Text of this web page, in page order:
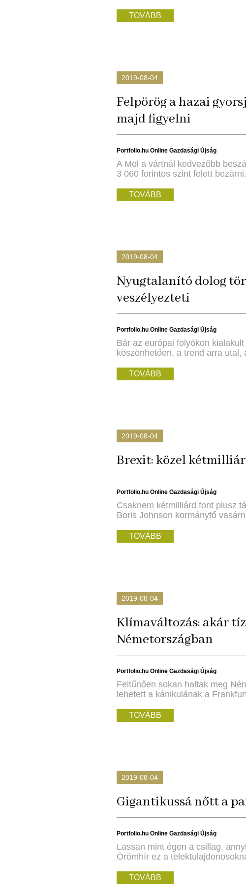
TOVÁBB
2019-08-04
Felpörög a hazai
majd figyelni
Portfolio.hu Online Gazdasági Újság
A Mol a vártnál kedvezőbb
3 060 forintos szint felett
TOVÁBB
2019-08-04
Nyugtalanító dolog
veszélyezteti
Portfolio.hu Online Gazdasági Újság
Bár az európai folyókon
köszönhetően, a trend arra
TOVÁBB
2019-08-04
Brexit: közel
Portfolio.hu Online Gazdasági Újság
Csaknem kétmilliárd font plusz
Boris Johnson kormányfő
TOVÁBB
2019-08-04
Klímaváltozás: akár
Németországban
Portfolio.hu Online Gazdasági Újság
Feltűnően sokan haltak meg
lehetett a kánikulának a
TOVÁBB
2019-08-04
Gigantikussá nőtt a
Portfolio.hu Online Gazdasági Újság
Lassan mint égen a csillag,
Örömhír ez a
TOVÁBB